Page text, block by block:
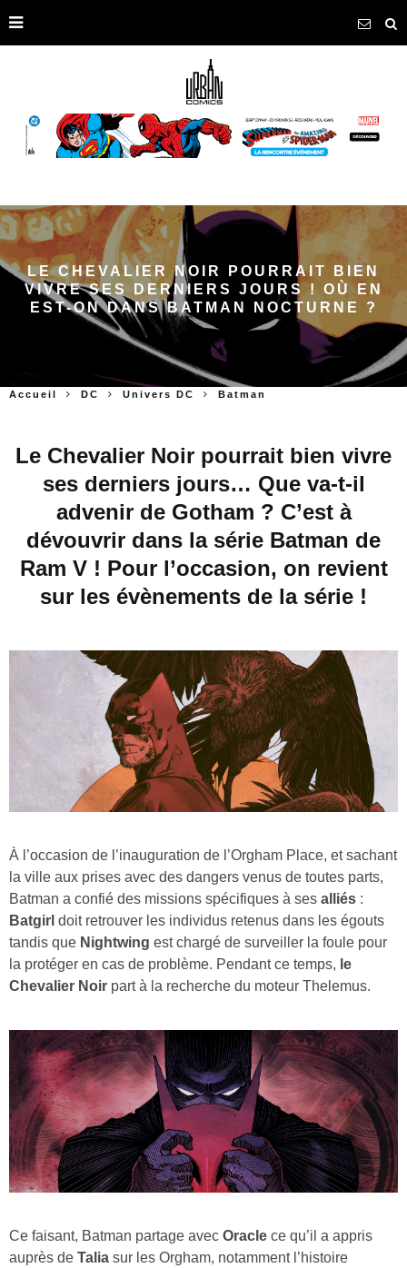
LE CHEVALIER NOIR POURRAIT BIEN
VIVRE SES DERNIERS JOURS ! OÙ EN
EST-ON DANS BATMAN NOCTURNE ?
Accueil DC Univers DC Batman
Le Chevalier Noir pourrait bien vivre
ses derniers jours… Que va-t-il
advenir de Gotham ? C’est à
dévouvrir dans la série Batman de
Ram V ! Pour l’occasion, on revient
sur les évènements de la série !
À l’occasion de l’inauguration de l’Orgham Place, et sachant
la ville aux prises avec des dangers venus de toutes parts,
Batman a confié des missions spécifiques à ses alliés :
Batgirl doit retrouver les individus retenus dans les égouts
tandis que Nightwing est chargé de surveiller la foule pour
la protéger en cas de problème. Pendant ce temps, le
Chevalier Noir part à la recherche du moteur Thelemus.
Ce faisant, Batman partage avec Oracle ce qu’il a appris
auprès de Talia sur les Orgham, notamment l’histoire